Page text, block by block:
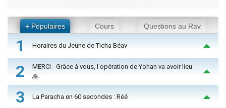
+ Populaires Cours Questions au Rav
1 Horaires du Jeûne de Ticha Béav
2
MERCI - Grâce à vous, l'opération de Yohan va avoir lieu
🙏
3 La Paracha en 60 secondes : Réé